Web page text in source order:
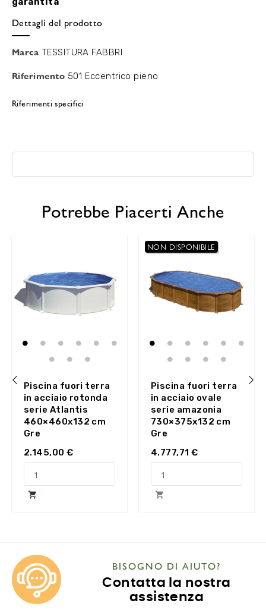
Dettagli del prodotto
Marca TESSITURA FABBRI
Riferimento 501 Eccentrico pieno
Riferimenti specifici
Potrebbe Piacerti Anche
Piscina fuori terra
in acciaio rotonda
serie Atlantis
460×460x132 cm
Gre
2.145,00 €

NON DISPONIBILE
Piscina fuori terra
in acciaio ovale
serie amazonia
730×375x132 cm
Gre
4.777,71 €

BISOGNO DI AIUTO?
Contatta la nostra
assistenza